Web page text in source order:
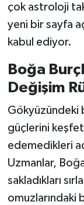
çok astroloji
yeni bir sayfa
kabul ediyor.
Boğa
Değişim
Gökyüzündeki
güçlerini
edemedikleri
Uzmanlar,
sakladıkları
omuzlarındaki